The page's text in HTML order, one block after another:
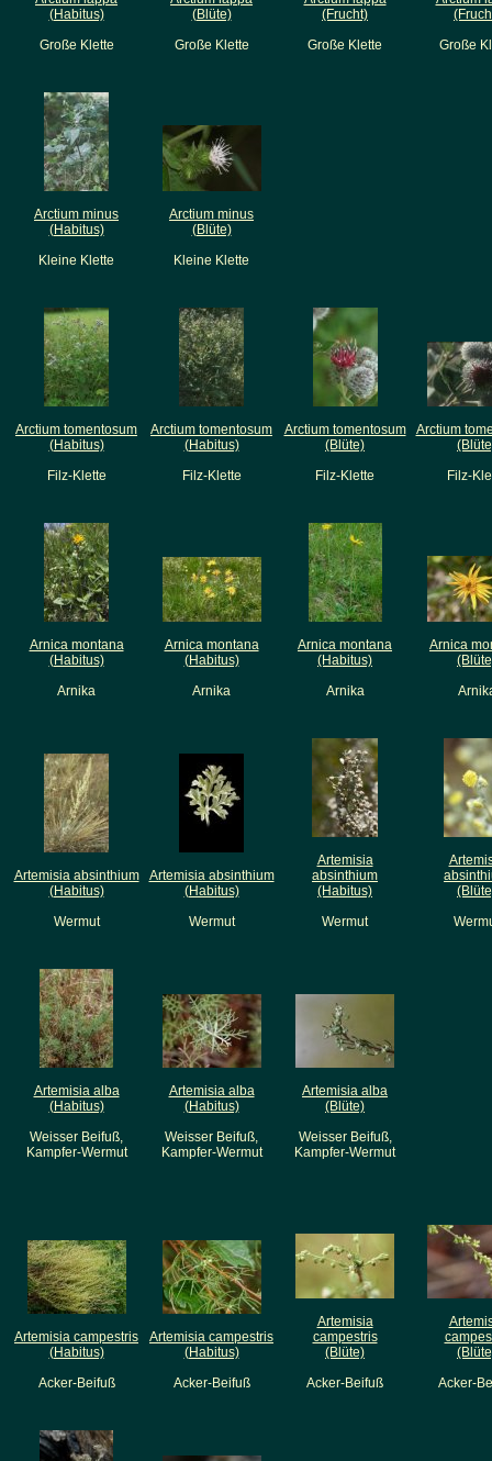
(Habitus)
Große Klette
(Blüte)
Große Klette
(Frucht)
Große Klette
Große
Arctium minus
(Habitus)
Kleine Klette
Arctium minus
(Blüte)
Kleine Klette
Arctium tomentosum
(Habitus)
Filz-Klette
Arctium tomentosum
(Habitus)
Filz-Klette
Arctium tomentosum
(Blüte)
Filz-Klette
Arctium
Filz-
Arnica montana
(Habitus)
Arnika
Arnica montana
(Habitus)
Arnika
Arnica montana
(Habitus)
Arnika
Arnica
Artemisia absinthium
(Habitus)
Wermut
Artemisia absinthium
(Habitus)
Wermut
Artemisia
absinthium
(Habitus)
Wermut
Artemisia alba
(Habitus)
Weisser Beifuß,
Kampfer-Wermut
Artemisia alba
(Habitus)
Weisser Beifuß,
Kampfer-Wermut
Artemisia alba
(Blüte)
Weisser Beifuß,
Kampfer-Wermut
Artemisia campestris
(Habitus)
Acker-Beifuß
Artemisia campestris
(Habitus)
Acker-Beifuß
Artemisia
campestris
(Blüte)
Acker-Beifuß
Acker-